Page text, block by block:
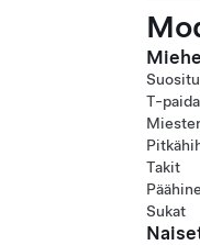
T-
Takit
Sukat